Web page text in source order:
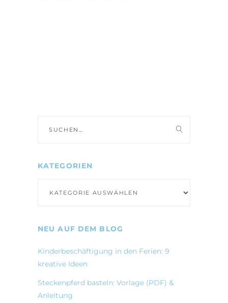
nach:
KATEGORIEN
NEU AUF DEM BLOG
Kinderbeschäftigung in den Ferien: 9
kreative Ideen
Steckenpferd basteln: Vorlage (PDF) &
Anleitung